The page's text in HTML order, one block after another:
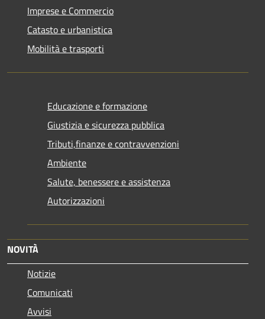
Imprese e Commercio
Catasto e urbanistica
Mobilità e trasporti
Educazione e formazione
Giustizia e sicurezza pubblica
Tributi,finanze e contravvenzioni
Ambiente
Salute, benessere e assistenza
Autorizzazioni
NOVITÀ
Notizie
Comunicati
Avvisi